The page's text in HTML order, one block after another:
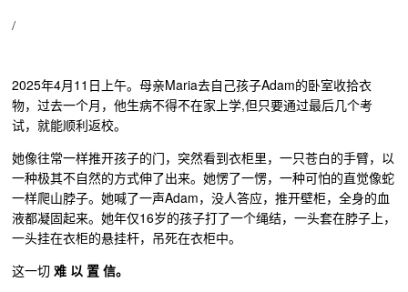
/
2025年4月11日上午。母亲Maria去自己孩子Adam的卧室收拾衣
物，过去一个月，他生病不得不在家上学,但只要通过最后几个考
试，就能顺利返校。
她像往常一样推开孩子的门，突然看到衣柜里，一只苍白的手臂，以
一种极其不自然的方式伸了出来。她愣了一愣，一种可怕的直觉像蛇
一样爬山脖子。她喊了一声Adam，没人答应，推开壁柜，全身的血
液都凝固起来。她年仅16岁的孩子打了一个绳结，一头套在脖子上，
一头挂在衣柜的悬挂杆，吊死在衣柜中。
这一切 难 以 置 信。